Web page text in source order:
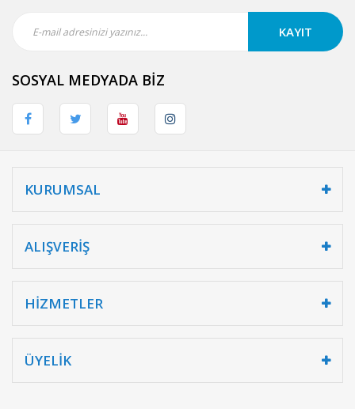
KAYIT
SOSYAL MEDYADA BİZ
KURUMSAL
ALIŞVERİŞ
HİZMETLER
ÜYELİK